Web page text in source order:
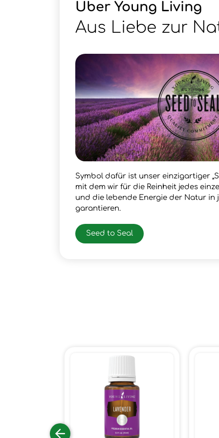
Über Young Living
Aus Liebe zur
Symbol dafür ist unser einzigartiger
mit dem wir für die Reinheit jedes
und die lebende Energie der Natur in
garantieren.
Seed to Seal